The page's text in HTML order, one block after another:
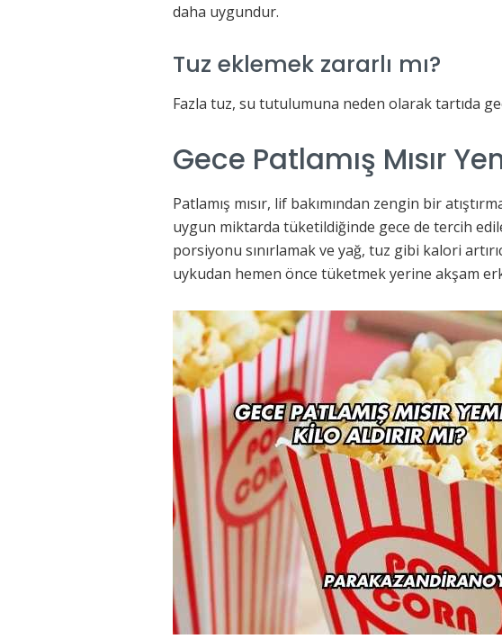
daha uygundur.
Tuz eklemek zararlı mı?
Fazla tuz, su tutulumuna neden olarak tartıda
Gece Patlamış Mısır
Patlamış mısır, lif bakımından zengin bir
uygun miktarda tüketildiğinde gece de tercih
porsiyonu sınırlamak ve yağ, tuz gibi kalori
uykudan hemen önce tüketmek yerine akşam